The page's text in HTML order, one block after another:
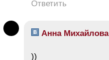
Ответить
Анна Михайлова
))